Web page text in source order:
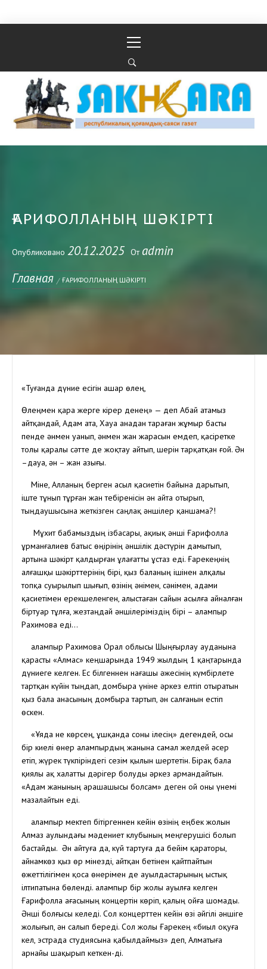
Перейти к содержимому
меню
Республикалық қоғамдық-саяси газеті
ҒАРИФОЛЛАНЫҢ ШӘКІРТІ
Опубликовано 20.12.2025 От admin
Главная
ҒАРИФОЛЛАНЫҢ ШӘКІРТІ
«Туғанда дүние есігін ашар өлең,
Өлеңмен қара жерге кірер денең» — деп Абай атамыз
айтқандай, Адам ата, Хауа анадан тараған жұмыр басты
пенде әнмен уанып, әнмен жан жарасын емдеп, қасіретке
толы қаралы сәтте де жоқтау айтып, шерін тарқатқан ғой. Ән
–дауа, ән – жан азығы.
Міне, Алланың берген асыл қасиетін байына дарытып,
іште тұнып тұрған жан тебіренісін ән айта отырып,
тыңдаушысына жеткізген саңлақ әншілер қаншама?!
Мұхит бабамыздың ізбасары, ақиық әнші Ғарифолла
Құрманғалиев батыс өңірінің әншілік дәстүрін дамытып,
артына шәкірт қалдырған ұлағатты ұстаз еді. Ғарекеңнің
алғашқы шәкірттерінің бірі, қыз баланың ішінен алқалы
топқа суырылып шығып, өзінің әнімен, сәнімен, адами
қасиетімен ерекшеленген, алыстаған сайын асылға айналған
біртуар тұлға, жезтаңдай әншілеріміздің бірі – Қалампыр
Рахимова еді…
Қалампыр Рахимова Орал облысы Шыңғырлау ауданына
қарасты «Алмас» кеңшарында 1949 жылдың 1 қаңтарында
дүниеге келген. Ес білгеннен нағашы әжесінің күмбірлете
тартқан күйін тыңдап, домбыра үніне әркез елтіп отыратын
қыз бала анасының домбыра тартып, ән салғанын естіп
өскен.
«Ұяда не көрсең, ұшқанда соны ілесің» дегендей, осы
бір киелі өнер Қалампырдың жанына самал желдей әсер
етіп, жүрек түкпіріндегі сезім қылын шертетін. Бірақ бала
қиялы ақ халатты дәрігер болуды әркез армандайтын.
«Адам жанының арашашысы болсам» деген ой оны үнемі
мазалайтын еді.
Қалампыр мектеп бітіргеннен кейін өзінің еңбек жолын
Алмаз аулындағы мәдениет клубының меңгерушісі болып
бастайды. Ән айтуға да, күй тартуға да бейім қараторы,
айнамкөз қыз өр мінезді, айтқан бетінен қайтпайтын
өжеттілігімен қоса өнерімен де ауылдастарының ыстық
ілтипатына бөленді. Қалампыр бір жолы ауылға келген
Ғарифолла ағасының концертін көріп, қалың ойға шомады.
Әнші болғысы келеді. Сол концерттен кейін өзі әйгілі әншіге
жолығып, ән салып береді. Сол жолы Ғарекең «биыл оқуға
кел, эстрада студиясына қабылдаймыз» деп, Алматыға
арнайы шақырып кеткен-ді.